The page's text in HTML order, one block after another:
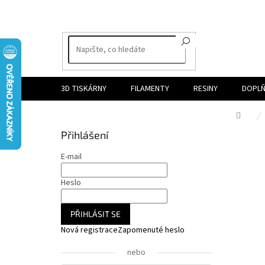
3D TISKÁRNY FILAMENTY RESINY
Domů
Přihlášení
E-mail
Heslo
PŘIHLÁSIT SE
Nová registraceZapomenuté heslo
nebo